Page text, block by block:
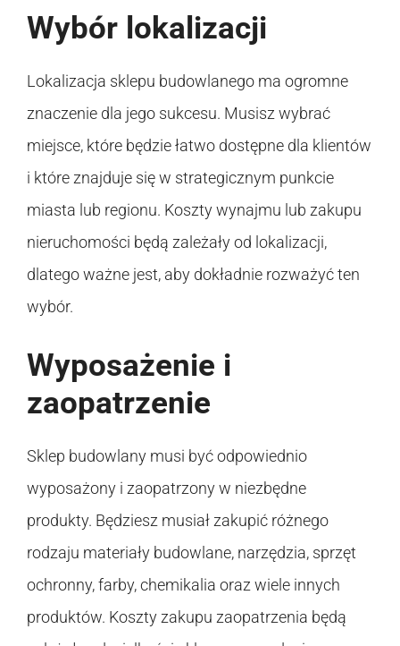
Wybór lokalizacji
Lokalizacja sklepu budowlanego ma ogromne
znaczenie dla jego sukcesu. Musisz wybrać
miejsce, które będzie łatwo dostępne dla klientów
i które znajduje się w strategicznym punkcie
miasta lub regionu. Koszty wynajmu lub zakupu
nieruchomości będą zależały od lokalizacji,
dlatego ważne jest, aby dokładnie rozważyć ten
wybór.
Wyposażenie i
zaopatrzenie
Sklep budowlany musi być odpowiednio
wyposażony i zaopatrzony w niezbędne
produkty. Będziesz musiał zakupić różnego
rodzaju materiały budowlane, narzędzia, sprzęt
ochronny, farby, chemikalia oraz wiele innych
produktów. Koszty zakupu zaopatrzenia będą